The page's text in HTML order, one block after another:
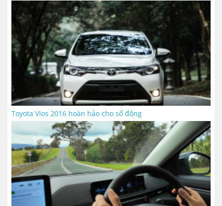
Toyota Vios 2016 hoàn hảo cho số đông